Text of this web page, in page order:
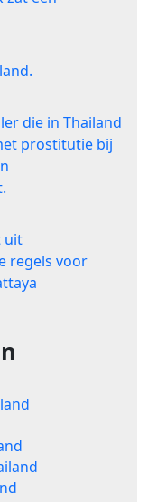
die in Thailand
prostitutie bij
uit
regels voor